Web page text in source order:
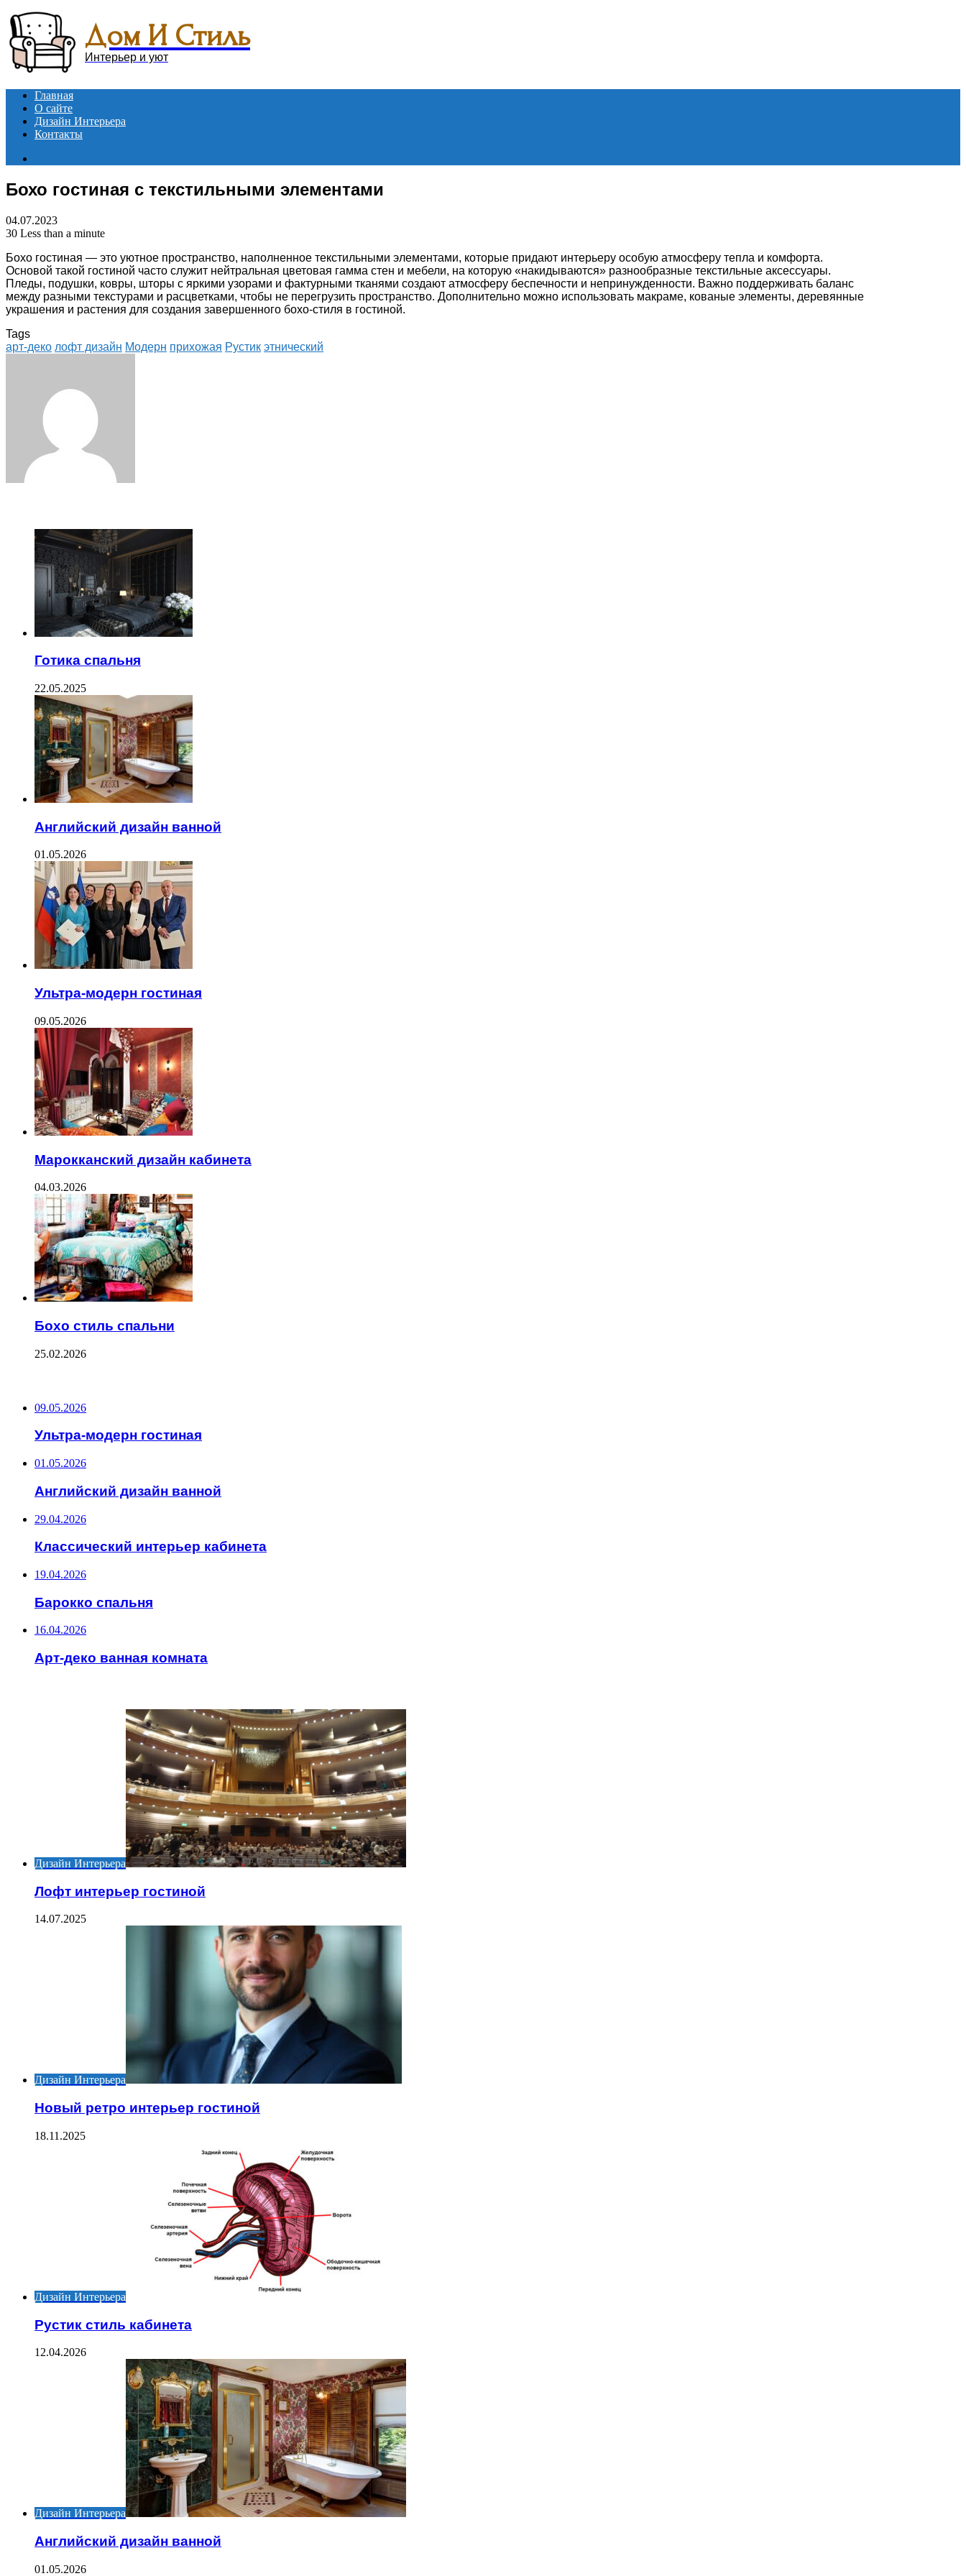
Menu
Дом И Стиль
Интерьер и уют
Главная
О сайте
Дизайн Интерьера
Контакты
Бохо гостиная с текстильными элементами
04.07.2023
30 Less than a minute
Бохо гостиная — это уютное пространство, наполненное текстильными элементами, которые придают интерьеру особую атмосферу тепла и комфорта.
Основой такой гостиной часто служит нейтральная цветовая гамма стен и мебели, на которую «накидываются» разнообразные текстильные аксессуары.
Пледы, подушки, ковры, шторы с яркими узорами и фактурными тканями создают атмосферу беспечности и непринужденности. Важно поддерживать баланс
между разными текстурами и расцветками, чтобы не перегрузить пространство. Дополнительно можно использовать макраме, кованые элементы, деревянные
украшения и растения для создания завершенного бохо-стиля в гостиной.
Tags
арт-деко лофт дизайн Модерн прихожая Рустик этнический
Готика спальня
22.05.2025
Английский дизайн ванной
01.05.2026
Ультра-модерн гостиная
09.05.2026
Марокканский дизайн кабинета
04.03.2026
Бохо стиль спальни
25.02.2026
09.05.2026
Ультра-модерн гостиная
01.05.2026
Английский дизайн ванной
29.04.2026
Классический интерьер кабинета
19.04.2026
Барокко спальня
16.04.2026
Арт-деко ванная комната
Дизайн Интерьера
Лофт интерьер гостиной
14.07.2025
Дизайн Интерьера
Новый ретро интерьер гостиной
18.11.2025
Дизайн Интерьера
Рустик стиль кабинета
12.04.2026
Дизайн Интерьера
Английский дизайн ванной
01.05.2026